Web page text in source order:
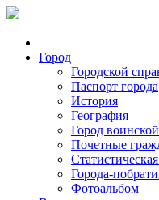
Город
Городской
Паспорт города
История
География
Город
Почетные
Города-
Фотоальбом